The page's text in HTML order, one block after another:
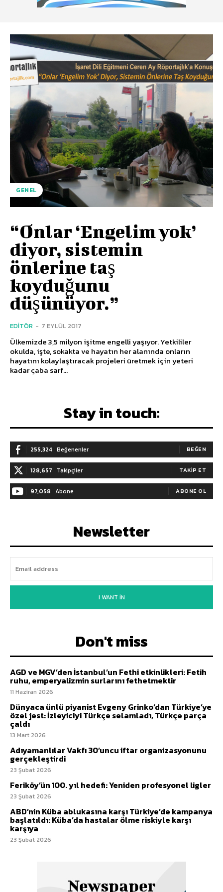
GENEL
“Onlar ‘Engelim yok’
diyor, sistemin
önlerine taş
koyduğunu
düşünüyor.”
EDITÖR - 7 EYLÜL 2017
Ülkemizde 3,5 milyon işitme engelli yaşıyor. Yetkililer
okulda, işte, sokakta ve hayatın her alanında onların
hayatını kolaylaştıracak projeleri üretmek için yeteri
kadar çaba sarf...
Stay in touch:
255,324 Beğenenler BEĞEN
128,657 Takipçiler TAKIP ET
97,058 Abone ABONE OL
Newsletter
I WANT IN
Don't miss
AGD ve MGV’den İstanbul’un Fethi etkinlikleri: Fetih
ruhu, emperyalizmin surlarını fethetmektir
11 Haziran 2026
Dünyaca ünlü piyanist Evgeny Grinko’dan Türkiye’ye
özel jest: İzleyiciyi Türkçe selamladı, Türkçe parça
çaldı
13 Mart 2026
Adıyamanlılar Vakfı 30’uncu iftar organizasyonunu
gerçekleştirdi
23 Şubat 2026
Feriköy’ün 100. yıl hedefi: Yeniden profesyonel ligler
23 Şubat 2026
ABD’nin Küba ablukasına karşı Türkiye’de kampanya
başlatıldı: Küba’da hastalar ölme riskiyle karşı
karşıya
23 Şubat 2026